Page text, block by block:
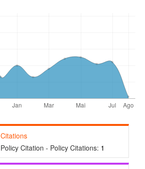
Citations
Policy Citation - Policy Citations: 1